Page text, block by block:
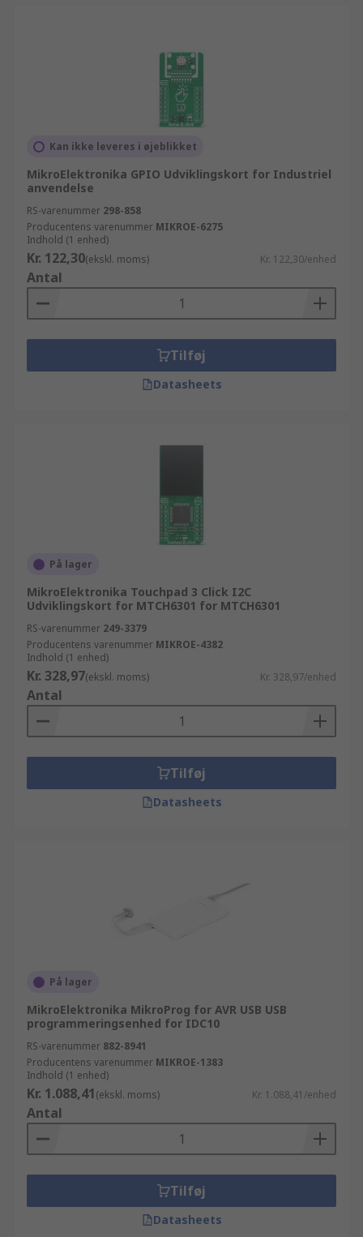
Kan ikke leveres i øjeblikket
MikroElektronika GPIO Udviklingskort for Industriel
anvendelse
RS-varenummer 298-858
Producentens varenummer MIKROE-6275
Indhold (1 enhed)
Kr. 122,30(ekskl. moms) Kr. 122,30/enhed
Antal
Tilføj
Datasheets
På lager
MikroElektronika Touchpad 3 Click I2C
Udviklingskort for MTCH6301 for MTCH6301
RS-varenummer 249-3379
Producentens varenummer MIKROE-4382
Indhold (1 enhed)
Kr. 328,97(ekskl. moms) Kr. 328,97/enhed
Antal
Tilføj
Datasheets
På lager
MikroElektronika MikroProg for AVR USB USB
programmeringsenhed for IDC10
RS-varenummer 882-8941
Producentens varenummer MIKROE-1383
Indhold (1 enhed)
Kr. 1.088,41(ekskl. moms) Kr. 1.088,41/enhed
Antal
Tilføj
Datasheets